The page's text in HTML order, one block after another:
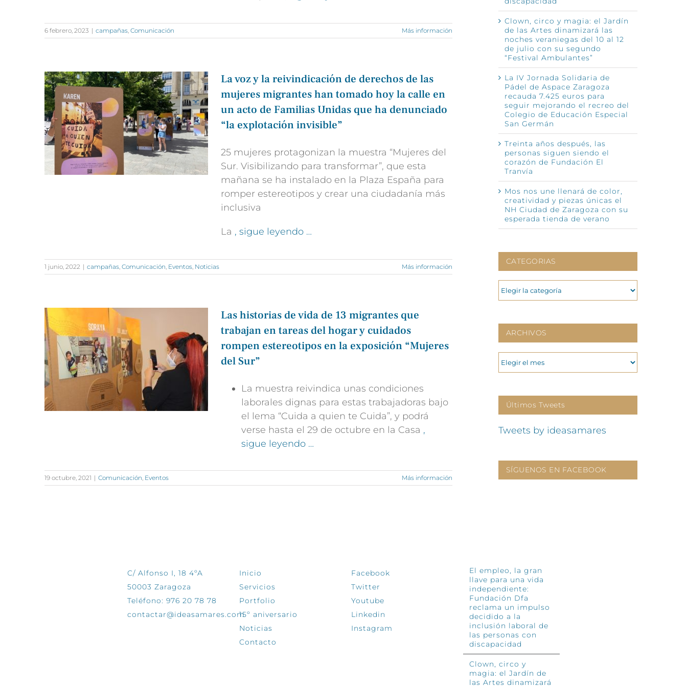
6 febrero, 2023 | campañas, Comunicación Más información
La voz y la reivindicación de derechos de las
mujeres migrantes han tomado hoy la calle en
un acto de Familias Unidas que ha denunciado
“la explotación invisible”
25 mujeres protagonizan la muestra “Mujeres del
Sur. Visibilizando para transformar”, que esta
mañana se ha instalado en la Plaza España para
romper estereotipos y crear una ciudadanía más
inclusiva
La , sigue leyendo …
1 junio, 2022 | campañas, Comunicación, Eventos, Noticias Más información
Las historias de vida de 13 migrantes que
trabajan en tareas del hogar y cuidados
rompen estereotipos en la exposición “Mujeres
del Sur”
La muestra reivindica unas condiciones
laborales dignas para estas trabajadoras bajo
el lema “Cuida a quien te Cuida”, y podrá
verse hasta el 29 de octubre en la Casa ,
sigue leyendo …
19 octubre, 2021 | Comunicación, Eventos Más información
Clown, circo y magia: el Jardín
de las Artes dinamizará las
noches veraniegas del 10 al 12
de julio con su segundo
“Festival Ambulantes”
La IV Jornada Solidaria de
Pádel de Aspace Zaragoza
recauda 7.425 euros para
seguir mejorando el recreo del
Colegio de Educación Especial
San Germán
Treinta años después, las
personas siguen siendo el
corazón de Fundación El
Tranvía
Mos nos une llenará de color,
creatividad y piezas únicas el
NH Ciudad de Zaragoza con su
esperada tienda de verano
CATEGORIAS
CATEGORIAS
ARCHIVOS
ARCHIVOS
Últimos Tweets
Tweets by ideasamares
SÍGUENOS EN FACEBOOK
C/ Alfonso I, 18 4ºA
50003 Zaragoza
Teléfono: 976 20 78 78
contactar@ideasamares.com
Inicio
Servicios
Portfolio
15º aniversario
Noticias
Contacto
Facebook
Twitter
Youtube
Linkedin
Instagram
El empleo, la gran
llave para una vida
independiente:
Fundación Dfa
reclama un impulso
decidido a la
inclusión laboral de
las personas con
discapacidad
Clown, circo y
magia: el Jardín de
las Artes dinamizará